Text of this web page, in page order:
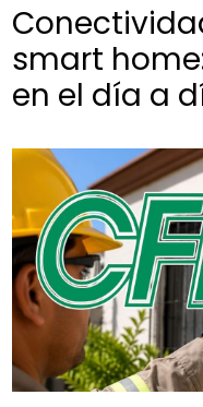
smart
en el día a